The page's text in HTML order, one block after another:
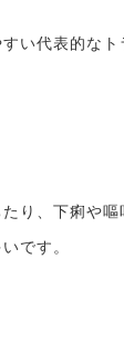
い代表的な
り、下痢や
です。